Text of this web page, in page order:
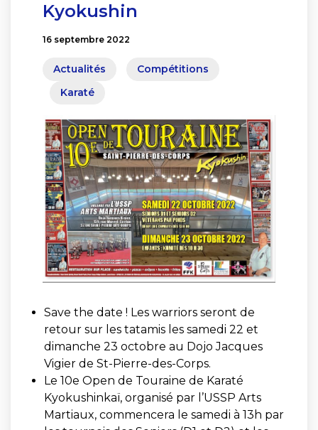
Kyokushin
16 septembre 2022
Actualités
Compétitions
Karaté
Save the date ! Les warriors seront de
retour sur les tatamis les samedi 22 et
dimanche 23 octobre au Dojo Jacques
Vigier de St-Pierre-des-Corps.
Le 10e Open de Touraine de Karaté
Kyokushinkaï, organisé par l’USSP Arts
Martiaux, commencera le samedi à 13h par